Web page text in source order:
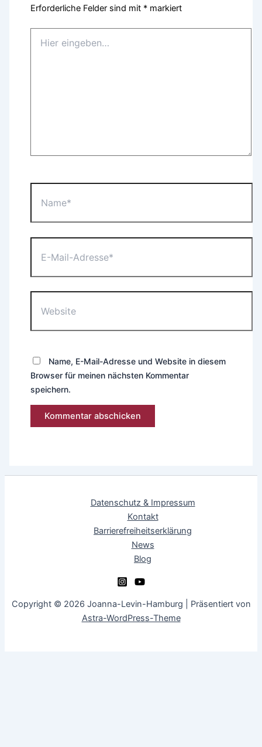
Erforderliche Felder sind mit * markiert
eingeben…
Mail-
Name, E-Mail-Adresse und Website in diesem
Browser für meinen nächsten Kommentar
speichern.
Datenschutz & Impressum
Kontakt
Barrierefreiheitserklärung
News
Blog
Copyright © 2026 Joanna-Levin-Hamburg | Präsentiert von
Astra-WordPress-Theme